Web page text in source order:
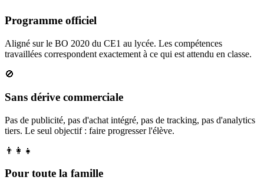
Programme officiel
Aligné sur le BO 2020 du CE1 au lycée. Les compétences
travaillées correspondent exactement à ce qui est attendu en classe.
🚫
Sans dérive commerciale
Pas de publicité, pas d'achat intégré, pas de tracking, pas d'analytics
tiers. Le seul objectif : faire progresser l'élève.
👨‍👩‍👧
Pour toute la famille